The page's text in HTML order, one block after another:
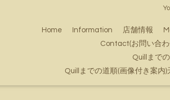
Home Information 店舗情報
Contact(お問い合わ
Quillまで
Quillまでの道順(画像付き案内